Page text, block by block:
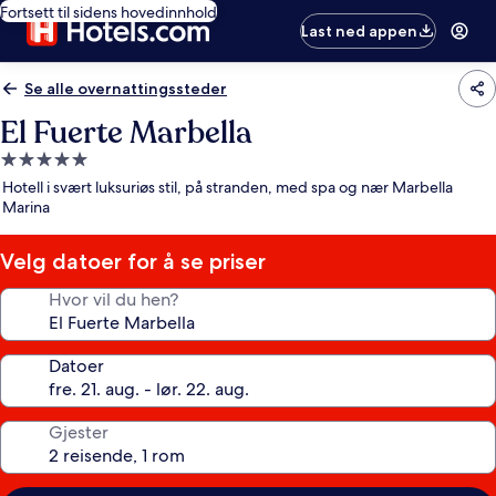
Fortsett til sidens hovedinnhold
Last ned appen
Se alle overnattingssteder
El Fuerte Marbella
Overnattingssted
med
5.0
stjerner
Hotell i svært luksuriøs stil, på stranden, med spa og nær Marbella
Marina
Velg datoer for å se priser
Hvor vil du hen?
Datoer
Gjester